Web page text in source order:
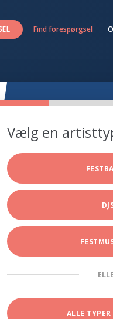
Find forespørgsel
Vælg en
ALLE